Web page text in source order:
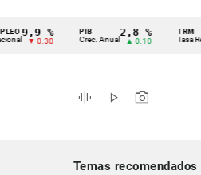
Cintillo
indicadores
económicos
%
▼ 0.30
PIB
Crec. Anual
2,8 %
▲ 0.10
TRM
Tasa Rep.
graphic_eq play_arrow photo_camera
Temas recomendados